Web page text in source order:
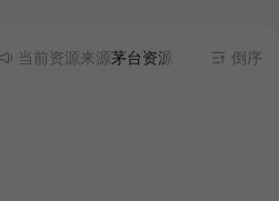
当前资源来源茅台资源- 无需安装任何
倒序